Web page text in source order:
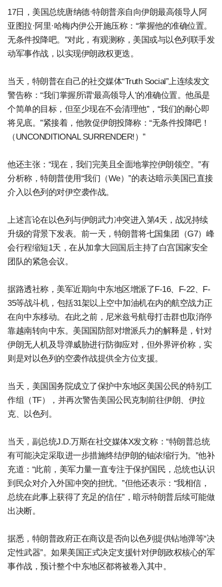
17日，美国总统唐纳德·特朗普亲自向伊朗最高领导人阿
亚图拉·阿里·哈梅内伊公开施压称：“掌握他的准确位置。
无条件投降吧。”对此，有观测称，美国或与以色列联手发
动军事作战，以实现伊朗政权更迭。
当天，特朗普在自己的社交媒体“Truth Social”上连续发文
警告称：“我们掌握所谓‘最高领导人’的准确位置。他虽是
个简单的目标，但至少现在不会清理他”，“我们的耐心即
将见底。”紧接着，他敦促伊朗投降称：“无条件投降吧！
（UNCONDITIONAL SURRENDER!）”
他还主张：“现在，我们完美且全面地掌控伊朗领空。”有
分析称，特朗普使用“我们（We）”的表达暗示美国已直接
介入以色列的对伊空袭作战。
上述言论在以色列与伊朗武力冲突进入第4天，战况持续
升级的背景下发表。前一天，特朗普将七国集团（G7）峰
会行程缩短1天，在从加拿大回国后主持了白宫国家安全
团队的紧急会议。
据路透社称，美军近期向中东地区增派了F-16、F-22、F-
35等战斗机，包括31架以上空中加油机在内的航空战力正
在向中东移动。在此之前，尼米兹号航母打击群也取消停
靠越南转向中东。美国国防部对增派兵力的解释是，针对
伊朗无人机及导弹威胁进行防御应对，但外界评价称，实
则是对以色列的空袭作战提供全方位支援。
当天，美国国务院成立了保护中东地区美国公民的特别工
作组（TF），并再次警告美国公民克制前往伊朗、伊拉
克、以色列。
当天，副总统J.D.万斯在社交媒体X发文称：“特朗普总统
有可能决定采取进一步措施终结伊朗的铀浓缩行为。”他补
充道：“此前，美军力量一直专注于保护国民，总统也认识
到民众对介入外国冲突的担忧。”但他还表示：“我相信，
总统在此事上获得了充足的信任”，暗示特朗普后续可能做
出决断。
据悉，特朗普政府正在商议是否向以色列提供钻地弹等“决
定性武器”。如果美国正式决定支援针对伊朗政权核心的军
事作战，预计整个中东地区都将被卷入其中。